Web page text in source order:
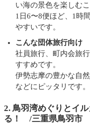
い海の景色を楽しむ
1日6〜8便ほど、1時
やすいです。
こんな団体旅行向け
社員旅行、町内会旅
すすめです。
伊勢志摩の豊かな自
などにピッタリです。
2. 鳥羽湾めぐりとイ
る ！ /三重県鳥羽市